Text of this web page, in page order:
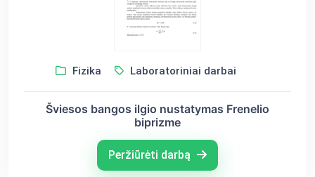
Fizika Laboratoriniai darbai
Šviesos bangos ilgio nustatymas Frenelio
biprizme
Peržiūrėti darbą